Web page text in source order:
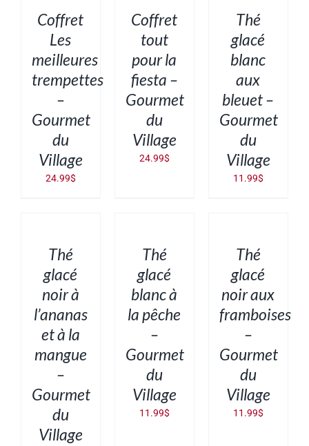
DÉTAILS
Coffret
Les
meilleures
trempettes
–
Gourmet
du
Village
24.99$
DÉTAILS
Coffret
tout
pour la
fiesta –
Gourmet
du
Village
24.99$
DÉTAILSThé
glacé
blanc
aux
bleuet –
Gourmet
du
Village
11.99$
DÉTAILSThé
glacé
noir à
l’ananas
et à la
mangue
–
Gourmet
du
Village
DÉTAILSThé
glacé
blanc à
la pêche
–
Gourmet
du
Village
11.99$
DÉTAILSThé
glacé
noir aux
framboises
–
Gourmet
du
Village
11.99$